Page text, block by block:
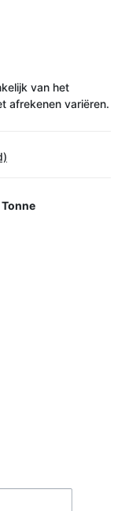
van het
afrekenen variëren.